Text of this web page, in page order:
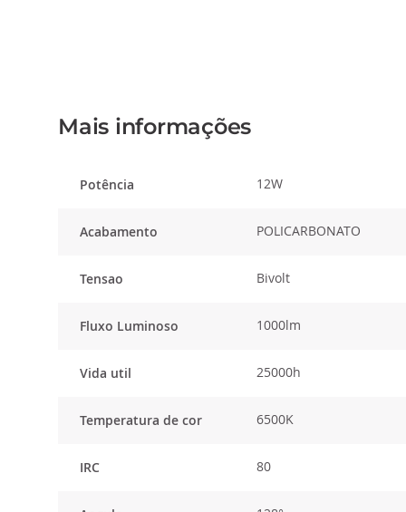
imagens
Mais informações
Potência 12W
Acabamento POLICARBONATO
Tensao Bivolt
Fluxo Luminoso 1000lm
Vida util 25000h
Temperatura de cor 6500K
IRC 80